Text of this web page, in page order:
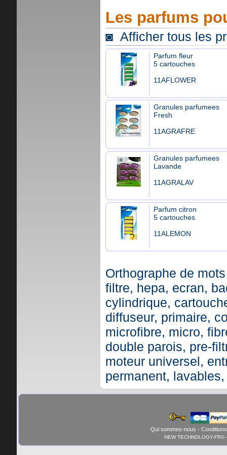
Les parfums
◙ Afficher tous les
Parfum fleur
5 cartouches
11AFLOWER
Granules parfumees
Fresh
11AGRAFRE
Granules parfumees
Lavande
11AGRALAV
Parfum citron
5 cartouches
11ALEMON
Orthographe de
filtre, hepa, ecran,
cylindrique,
diffuseur, primaire,
microfibre, micro,
double parois, pre-
moteur universel,
permanent,
Qui sommes-nous -
NEW TECHNOLOGY-